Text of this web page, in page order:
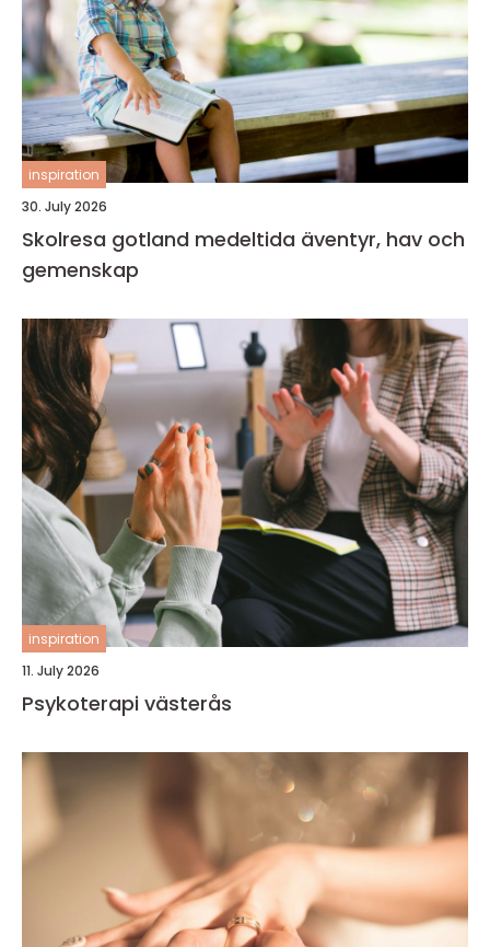
inspiration
30. July 2026
Skolresa gotland medeltida äventyr, hav och
gemenskap
inspiration
11. July 2026
Psykoterapi västerås